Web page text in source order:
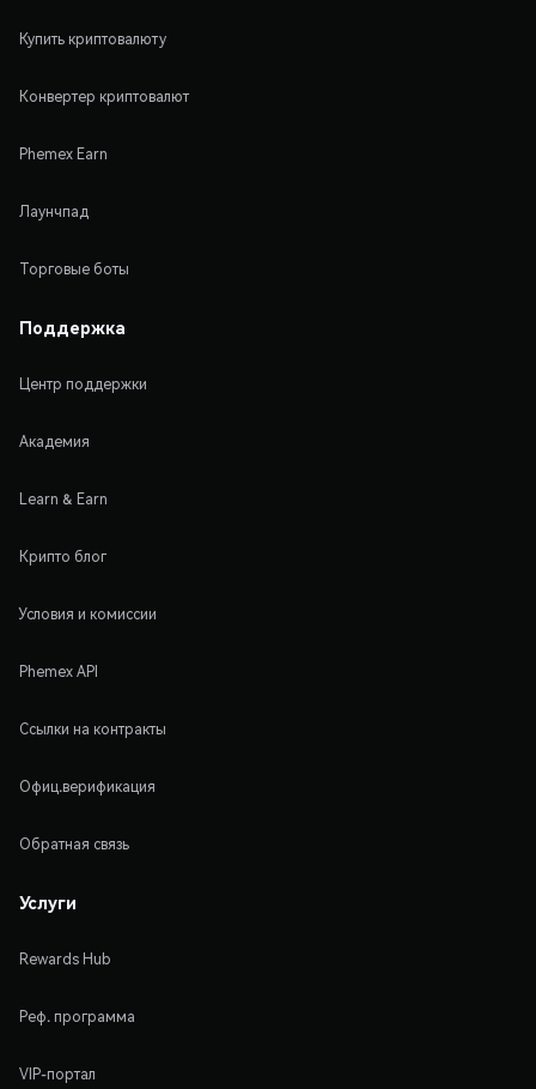
Купить криптовалюту
Конвертер криптовалют
Phemex Earn
Лаунчпад
Торговые боты
Поддержка
Центр поддержки
Академия
Learn & Earn
Крипто блог
Условия и комиссии
Phemex API
Ссылки на контракты
Офиц.верификация
Обратная связь
Услуги
Rewards Hub
Реф. программа
VIP-портал